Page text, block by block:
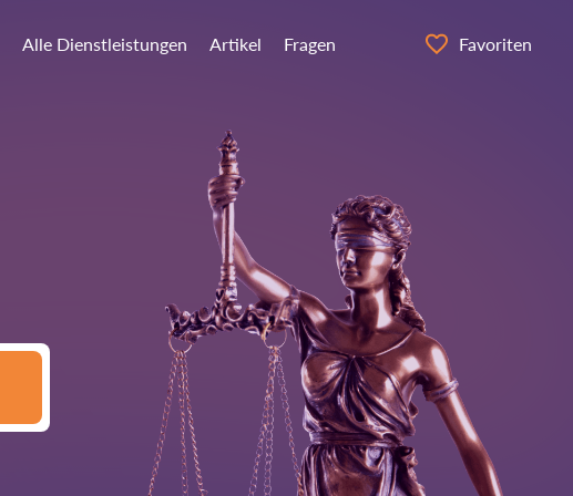
Alle Dienstleistungen Artikel Fragen Favoriten